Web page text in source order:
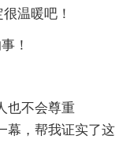
温暖吧！
！
不会尊重
幕，帮我证实了这